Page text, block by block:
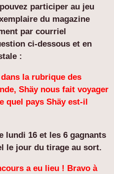
participer au jeu
du magazine
par courriel
ci-dessous et en
:
la rubrique des
Shäy nous fait voyager
quel pays Shäy est-il
lundi 16 et les 6 gagnants
le jour du tirage au sort.
a eu lieu ! Bravo à